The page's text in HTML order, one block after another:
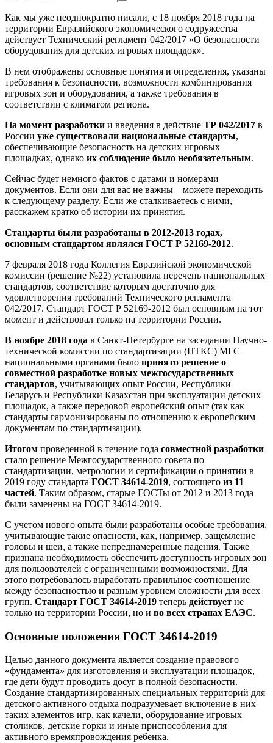
Как мы уже неоднократно писали, с 18 ноября 2018 года на
территории Евразийского экономического содружества
действует Технический регламент 042/2017 «О безопасности
оборудования для детских игровых площадок».
В нем отображены основные понятия и определения, указаны
требования к безопасности, возможности комбинирования
игровых зон и оборудования, а также требования в
соответствии с климатом региона.
На момент разработки и введения в действие ТР 042/2017 в
России уже существовали национальные стандарты,
обеспечивающие безопасность на детских игровых
площадках, однако их соблюдение было необязательным.
Сейчас будет немного фактов с датами и номерами
документов. Если они для вас не важны – можете переходить
к следующему разделу. Если же сталкиваетесь с ними,
расскажем кратко об истории их принятия.
Стандарты были разработаны в 2012-2013 годах,
основным стандартом являлся ГОСТ Р 52169-2012.
7 февраля 2018 года Коллегия Евразийской экономической
комиссии (решение №22) установила перечень национальных
стандартов, соответствие которым достаточно для
удовлетворения требований Технического регламента
042/2017. Стандарт ГОСТ Р 52169-2012 был основным на тот
момент и действовал только на территории России.
В ноябре 2018 года в Санкт-Петербурге на заседании Научно-
технической комиссии по стандартизации (НТКС) МГС
национальными органами было принято решение о
совместной разработке новых межгосударственных
стандартов, учитывающих опыт России, Республики
Беларусь и Республики Казахстан при эксплуатации детских
площадок, а также передовой европейский опыт (так как
стандарты гармонизированы по отношению к европейским
документам по стандартизации).
Итогом проведенной в течение года совместной разработки
стало решение Межгосударственного совета по
стандартизации, метрологии и сертификации о принятии в
2019 году стандарта ГОСТ 34614-2019, состоящего из 11
частей. Таким образом, старые ГОСТы от 2012 и 2013 года
были заменены на ГОСТ 34614-2019.
С учетом нового опыта были разработаны особые требования,
учитывающие такие опасности, как, например, защемление
головы и шеи, а также непреднамеренные падения. Также
признана необходимость обеспечить доступность игровых зон
для пользователей с ограниченными возможностями. Для
этого потребовалось выработать правильное соотношение
между безопасностью и разным уровнем сложности для всех
групп. Стандарт ГОСТ 34614-2019 теперь действует не
только на территории России, но и во всех странах ЕАЭС.
Основные положения ГОСТ 34614-2019
Целью данного документа является создание правового
«фундамента» для изготовления и эксплуатации площадок,
где дети будут проводить досуг в полной безопасности.
Создание стандартизированных специальных территорий для
детского активного отдыха подразумевает включение в них
таких элементов игр, как качели, оборудование игровых
столиков, детские горки и иные приспособления для
активного времяпровождения ребенка.